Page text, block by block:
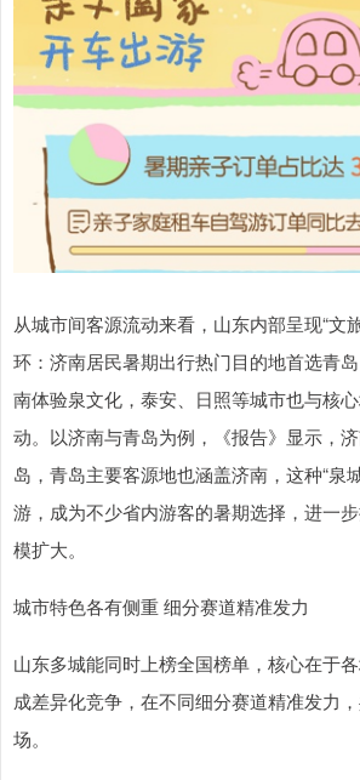
从城市间客源流动来看，山东内部呈现“文
环：济南居民暑期出行热门目的地首选青
南体验泉文化，泰安、日照等城市也与核
动。以济南与青岛为例，《报告》显示，
岛，青岛主要客源地也涵盖济南，这种“泉
游，成为不少省内游客的暑期选择，进一
模扩大。
城市特色各有侧重 细分赛道精准发力
山东多城能同时上榜全国榜单，核心在于
成差异化竞争，在不同细分赛道精准发力
场。